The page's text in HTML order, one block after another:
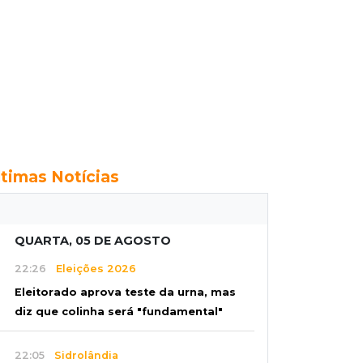
Notícias
QUARTA, 05 DE AGOSTO
22:26 Eleições 2026
Eleitorado aprova teste da urna, mas
diz que colinha será "fundamental"
22:05 Sidrolândia